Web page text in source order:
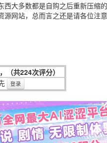
西大多数都是自购之后重新压缩
源网站，总而言之还是请各位注
（共224次评分）
登录